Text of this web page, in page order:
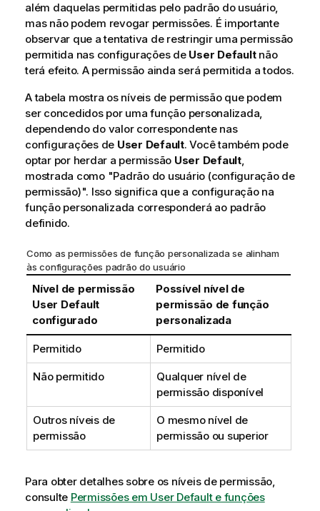
além daquelas permitidas pelo padrão do usuário,
mas não podem revogar permissões. É importante
observar que a tentativa de restringir uma permissão
permitida nas configurações de User Defaultnão
terá efeito. A permissão ainda será permitida a todos.
A tabela mostra os níveis de permissão que podem
ser concedidos por uma função personalizada,
dependendo do valor correspondente nas
configurações de User Default. Você também pode
optar por herdar a permissão User Default,
mostrada como "Padrão do usuário (configuração de
permissão)". Isso significa que a configuração na
função personalizada corresponderá ao padrão
definido.
Como as permissões de função personalizada se alinham
às configurações padrão do usuário
Nível de permissão
User Default
configurado
Possível nível de
permissão de função
personalizada
Permitido Permitido
Não permitido
Qualquer nível de
permissão disponível
Outros níveis de
permissão
O mesmo nível de
permissão ou superior
Para obter detalhes sobre os níveis de permissão,
consulte Permissões em User Default e funções